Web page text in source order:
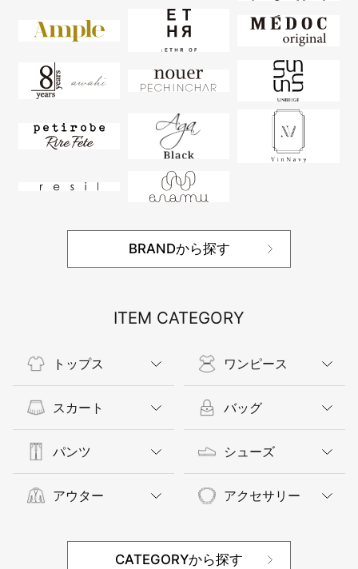
BRANDから探す
ITEM CATEGORY
トップス
スカート
パンツ
アウター
ワンピース
バッグ
シューズ
アクセサリー
CATEGORYから探す